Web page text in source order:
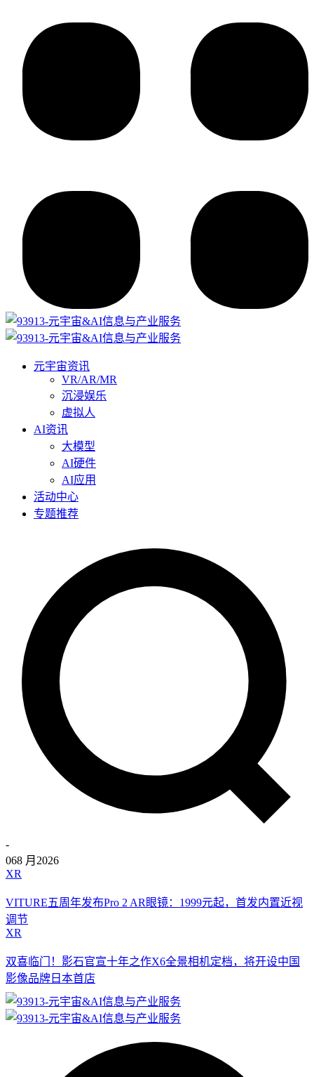
元宇宙资讯
VR/AR/MR
沉浸娱乐
虚拟人
AI资讯
大模型
AI硬件
AI应用
活动中心
专题推荐
-
068 月 2026
XR
VITURE五周年发布Pro 2 AR眼镜：1999元起，首发内置近视
调节
XR
双喜临门！影石官宣十年之作X6全景相机定档，将开设中国
影像品牌日本首店